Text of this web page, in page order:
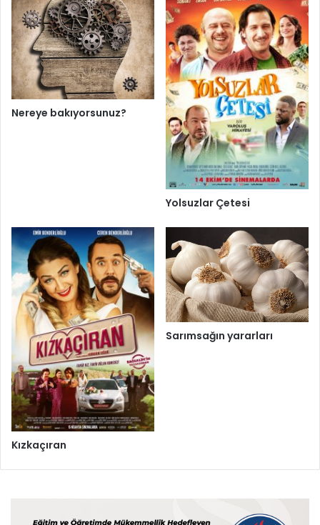
Nereye bakıyorsunuz?
Yolsuzlar Çetesi
Kızkaçıran
Sarımsağın yararları